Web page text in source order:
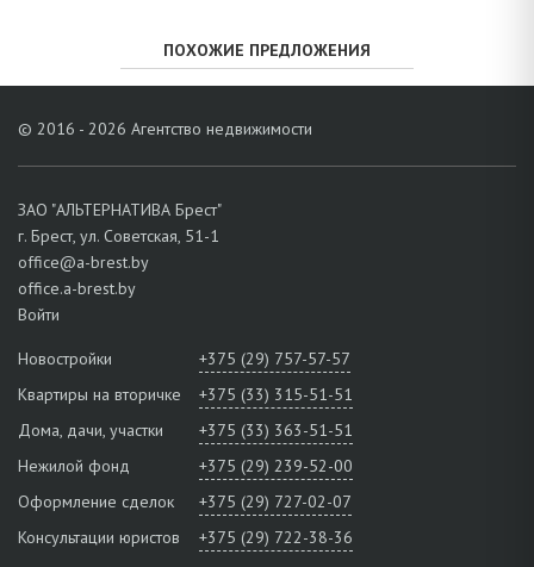
ПОХОЖИЕ ПРЕДЛОЖЕНИЯ
© 2016 - 2026 Агентство недвижимости
ЗАО "АЛЬТЕРНАТИВА Брест"
г. Брест, ул. Советская, 51-1
office@a-brest.by
office.a-brest.by
Войти
Новостройки
+375 (29) 757-57-57
Квартиры на вторичке
+375 (33) 315-51-51
Дома, дачи, участки
+375 (33) 363-51-51
Нежилой фонд
+375 (29) 239-52-00
Оформление сделок
+375 (29) 727-02-07
Консультации юристов
+375 (29) 722-38-36